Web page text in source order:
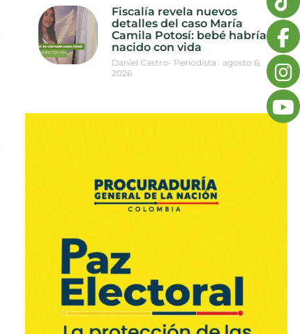
Fiscalía revela nuevos
detalles del caso María
Camila Potosí: bebé habría
nacido con vida
Daniel Castro- Periodista
agosto 6,
2026